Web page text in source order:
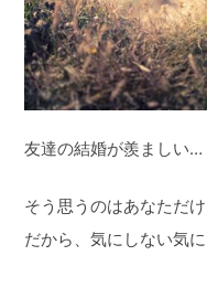
友達の結婚が羨ましい…
そう思うのはあなただ
だから、気にしない気